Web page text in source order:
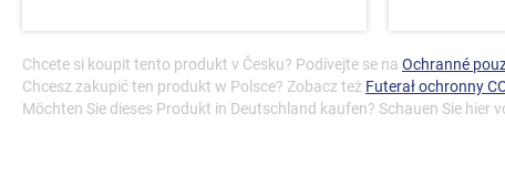
Chcete si koupit tento produkt v Česku? Podívejte se na Ochranné
Chcesz zakupić ten produkt w Polsce? Zobacz też Futerał ochronny
Möchten Sie dieses Produkt in Deutschland kaufen? Schauen Sie hier